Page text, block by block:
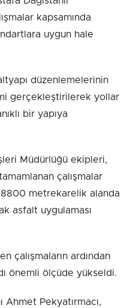
kapsamında
uygun hale
düzenlemelerinin
gerçekleştirilerek yollar
bir yapıya
Müdürlüğü ekipleri,
çalışmalar
metrekarelik alanda
asfalt uygulaması
çalışmaların ardından
önemli ölçüde yükseldi.
Ahmet Pekyatırmacı,